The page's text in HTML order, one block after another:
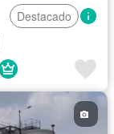
Destacado